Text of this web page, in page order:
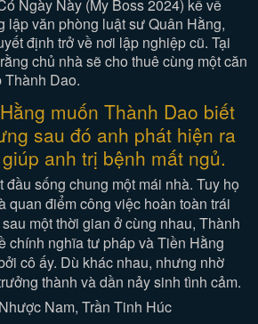
Ngày Này (My Boss 2024) kể về
lập văn phòng luật sư Quân Hằng,
định trở về nơi lập nghiệp cũ. Tại
chủ nhà sẽ cho thuê cùng một căn
Thành Dao.
muốn Thành Dao biết
sau đó anh phát hiện ra
anh trị bệnh mất ngủ.
sống chung một mái nhà. Tuy họ
quan điểm công việc hoàn toàn trái
một thời gian ở cùng nhau, Thành
chính nghĩa tư pháp và Tiền Hằng
cô ấy. Dù khác nhau, nhưng nhờ
thành và dần nảy sinh tình cảm.
Nam, Trần Tinh Húc